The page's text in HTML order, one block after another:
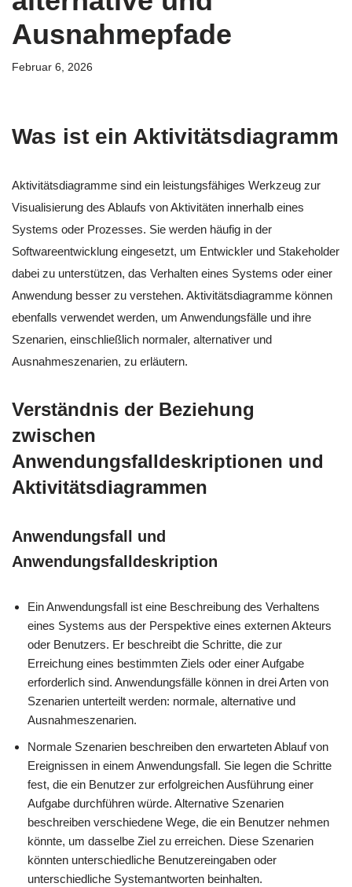
Ausnahmepfade
Februar 6, 2026
Was ist ein Aktivitätsdiagramm
Aktivitätsdiagramme sind ein leistungsfähiges Werkzeug zur
Visualisierung des Ablaufs von Aktivitäten innerhalb eines
Systems oder Prozesses. Sie werden häufig in der
Softwareentwicklung eingesetzt, um Entwickler und Stakeholder
dabei zu unterstützen, das Verhalten eines Systems oder einer
Anwendung besser zu verstehen. Aktivitätsdiagramme können
ebenfalls verwendet werden, um Anwendungsfälle und ihre
Szenarien, einschließlich normaler, alternativer und
Ausnahmeszenarien, zu erläutern.
Verständnis der Beziehung
zwischen
Anwendungsfalldeskriptionen und
Aktivitätsdiagrammen
Anwendungsfall und
Anwendungsfalldeskription
Ein Anwendungsfall ist eine Beschreibung des Verhaltens
eines Systems aus der Perspektive eines externen Akteurs
oder Benutzers. Er beschreibt die Schritte, die zur
Erreichung eines bestimmten Ziels oder einer Aufgabe
erforderlich sind. Anwendungsfälle können in drei Arten von
Szenarien unterteilt werden: normale, alternative und
Ausnahmeszenarien.
Normale Szenarien beschreiben den erwarteten Ablauf von
Ereignissen in einem Anwendungsfall. Sie legen die Schritte
fest, die ein Benutzer zur erfolgreichen Ausführung einer
Aufgabe durchführen würde. Alternative Szenarien
beschreiben verschiedene Wege, die ein Benutzer nehmen
könnte, um dasselbe Ziel zu erreichen. Diese Szenarien
könnten unterschiedliche Benutzereingaben oder
unterschiedliche Systemantworten beinhalten.